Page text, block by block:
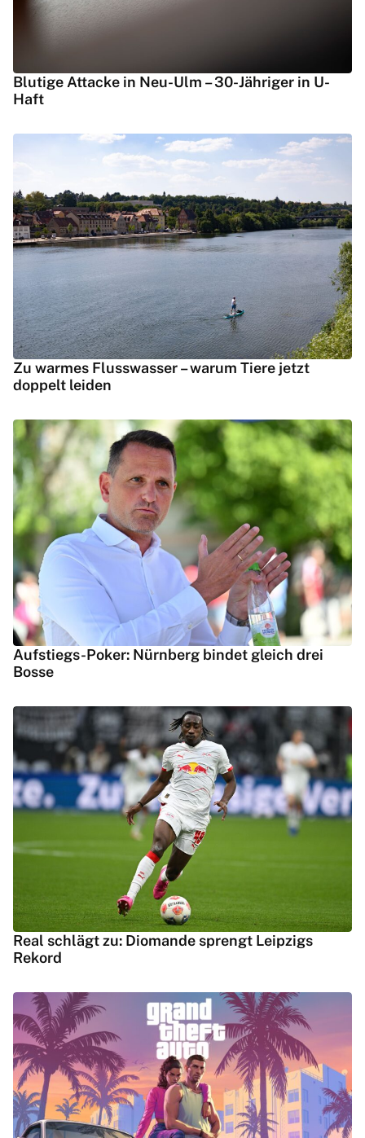
Blutige Attacke in Neu-Ulm – 30-Jähriger in U-
Haft
Zu warmes Flusswasser – warum Tiere jetzt
doppelt leiden
Aufstiegs-Poker: Nürnberg bindet gleich drei
Bosse
Real schlägt zu: Diomande sprengt Leipzigs
Rekord